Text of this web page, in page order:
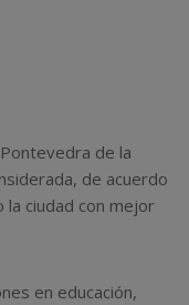
de la
de acuerdo
la ciudad con mejor
en educación,